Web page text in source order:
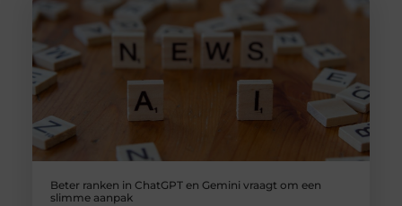
Beter ranken in ChatGPT en Gemini vraagt om een
slimme aanpak